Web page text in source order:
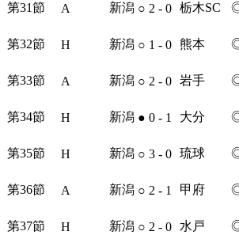
第31節 A 新潟 ○ 2 - 0 栃木SC
第32節 H 新潟 ○ 1 - 0 熊本
第33節 A 新潟 ○ 2 - 0 岩手
第34節 H 新潟 ● 0 - 1 大分
第35節 H 新潟 ○ 3 - 0 琉球
第36節 A 新潟 ○ 2 - 1 甲府
第37節 H 新潟 ○ 2 - 0 水戸